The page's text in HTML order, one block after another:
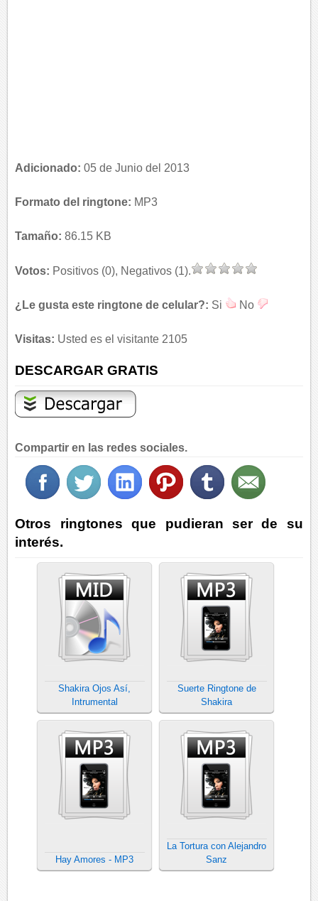
Adicionado: 05 de Junio del 2013
Formato del ringtone: MP3
Tamaño: 86.15 KB
Votos: Positivos (0), Negativos (1).
¿Le gusta este ringtone de celular?: Si No
Visitas: Usted es el visitante 2105
DESCARGAR GRATIS
Compartir en las redes sociales.
Otros ringtones que pudieran ser de su
interés.
Shakira Ojos Así,
Intrumental
Suerte Ringtone de
Shakira
Hay Amores - MP3
La Tortura con Alejandro
Sanz